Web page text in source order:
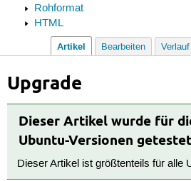
Rohformat
HTML
Artikel Bearbeiten Verlauf
Upgrade
Dieser Artikel wurde für
Ubuntu-Versionen
Dieser Artikel ist größtenteils für alle